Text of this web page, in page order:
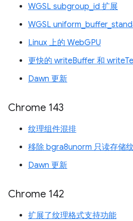
WGSL subgroup_id 扩展
WGSL
Linux 上的 WebGPU
更快的 writeBuffer 和
Dawn 更新
Chrome 143
纹理组件混排
移除 bgra8unorm 只读存储
Dawn 更新
Chrome 142
扩展了纹理格式支持功能